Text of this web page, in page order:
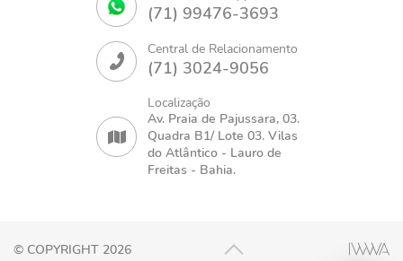
(71) 99476-3693
Central de Relacionamento
(71) 3024-9056
Localização
Av. Praia de Pajussara, 03.
Quadra B1/ Lote 03. Vilas
do Atlântico - Lauro de
Freitas - Bahia.
© COPYRIGHT 2026